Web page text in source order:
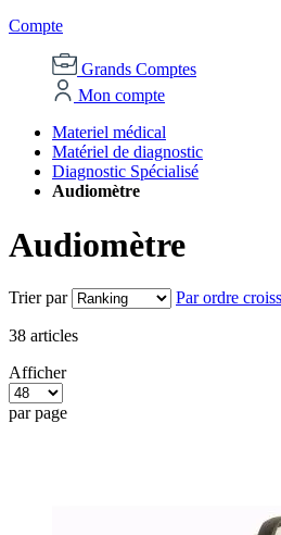
Compte
Grands Comptes
Mon compte
Materiel médical
Matériel de diagnostic
Diagnostic Spécialisé
Audiomètre
Audiomètre
Trier par Par ordre
38 articles
Afficher
par page